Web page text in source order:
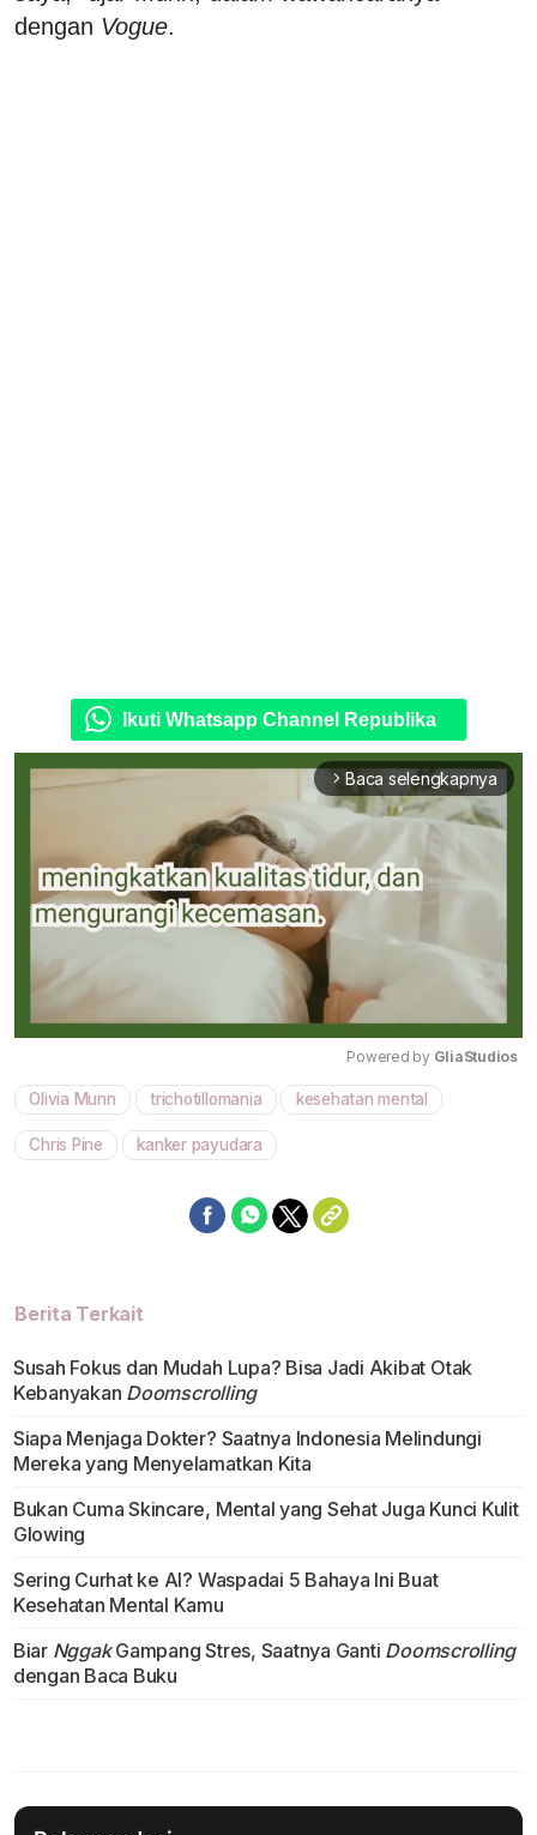
dengan Vogue.
Ikuti Whatsapp Channel Republika
arrow_forward_ios Baca selengkapnya
Mute
Powered by GliaStudios
Olivia Munn trichotillomania kesehatan mental
Chris Pine kanker payudara
Berita Terkait
Susah Fokus dan Mudah Lupa? Bisa Jadi Akibat Otak
Kebanyakan Doomscrolling
Siapa Menjaga Dokter? Saatnya Indonesia Melindungi
Mereka yang Menyelamatkan Kita
Bukan Cuma Skincare, Mental yang Sehat Juga Kunci Kulit
Glowing
Sering Curhat ke AI? Waspadai 5 Bahaya Ini Buat
Kesehatan Mental Kamu
Biar NggakGampang Stres, Saatnya Ganti Doomscrolling
dengan Baca Buku